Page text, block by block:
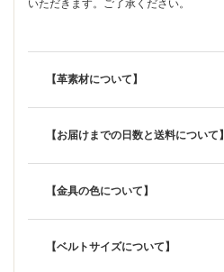
いただきます。ご了承ください。
【革素材について】
【お届けまでの日数と送料について】
【金具の色について】
【ベルトサイズについて】